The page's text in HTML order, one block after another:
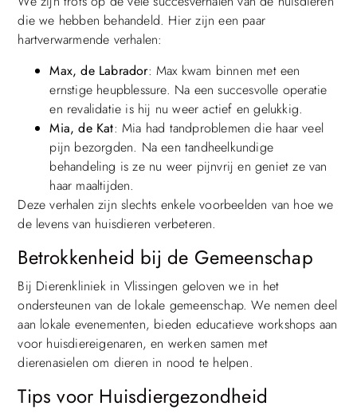
die we hebben behandeld. Hier zijn een paar
hartverwarmende verhalen:
Max, de Labrador: Max kwam binnen met een
ernstige heupblessure. Na een succesvolle operatie
en revalidatie is hij nu weer actief en gelukkig.
Mia, de Kat: Mia had tandproblemen die haar veel
pijn bezorgden. Na een tandheelkundige
behandeling is ze nu weer pijnvrij en geniet ze van
haar maaltijden.
Deze verhalen zijn slechts enkele voorbeelden van hoe we
de levens van huisdieren verbeteren.
Betrokkenheid bij de Gemeenschap
Bij Dierenkliniek in Vlissingen geloven we in het
ondersteunen van de lokale gemeenschap. We nemen deel
aan lokale evenementen, bieden educatieve workshops aan
voor huisdiereigenaren, en werken samen met
dierenasielen om dieren in nood te helpen.
Tips voor Huisdiergezondheid